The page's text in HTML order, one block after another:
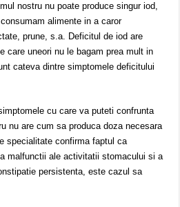
nostru nu poate produce singur iod,
alimente in a caror
prune, s.a. Deficitul de iod are
care uneori nu le bagam prea mult in
cateva dintre simptomele deficitului
cu care va puteti confrunta
nu are cum sa produca doza necesara
specialitate confirma faptul ca
malfunctii ale activitatii stomacului si a
persistenta, este cazul sa